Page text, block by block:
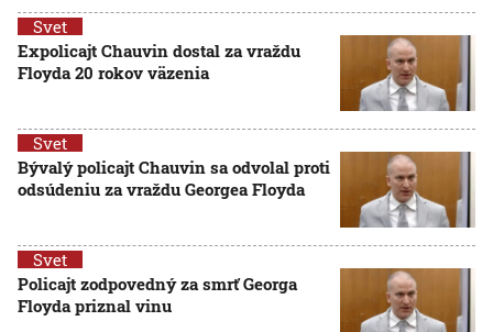
Svet
Expolicajt Chauvin dostal za vraždu
Floyda 20 rokov väzenia
Svet
Bývalý policajt Chauvin sa odvolal proti
odsúdeniu za vraždu Georgea Floyda
Svet
Policajt zodpovedný za smrť Georga
Floyda priznal vinu